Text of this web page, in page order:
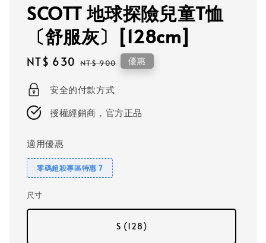
SCOTT 地球探險兒童T恤
〔舒服灰〕[128cm]
Sale
NT$ 630 Regular
NT$ 900 優惠
安全的付款方式
授權經銷商，官方正品
適用優惠
零碼超殺專區特惠 7
尺寸
S (128)